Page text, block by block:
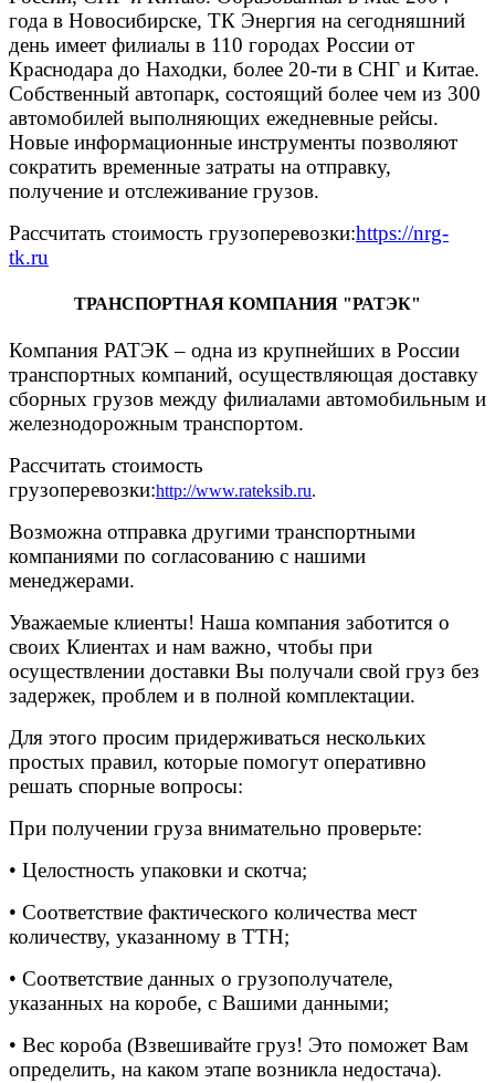
года в Новосибирске, ТК Энергия на сегодняшний
день имеет филиалы в 110 городах России от
Краснодара до Находки, более 20-ти в СНГ и Китае.
Собственный автопарк, состоящий более чем из 300
автомобилей выполняющих ежедневные рейсы.
Новые информационные инструменты позволяют
сократить временные затраты на отправку,
получение и отслеживание грузов.
Рассчитать стоимость грузоперевозки:https://nrg-
tk.ru
ТРАНСПОРТНАЯ КОМПАНИЯ "РАТЭК"
Компания РАТЭК – одна из крупнейших в России
транспортных компаний, осуществляющая доставку
сборных грузов между филиалами автомобильным и
железнодорожным транспортом.
Рассчитать стоимость
грузоперевозки:http://www.rateksib.ru.
Возможна отправка другими транспортными
компаниями по согласованию с нашими
менеджерами.
Уважаемые клиенты! Наша компания заботится о
своих Клиентах и нам важно, чтобы при
осуществлении доставки Вы получали свой груз без
задержек, проблем и в полной комплектации.
Для этого просим придерживаться нескольких
простых правил, которые помогут оперативно
решать спорные вопросы:
При получении груза внимательно проверьте:
• Целостность упаковки и скотча;
• Соответствие фактического количества мест
количеству, указанному в ТТН;
• Соответствие данных о грузополучателе,
указанных на коробе, с Вашими данными;
• Вес короба (Взвешивайте груз! Это поможет Вам
определить, на каком этапе возникла недостача).